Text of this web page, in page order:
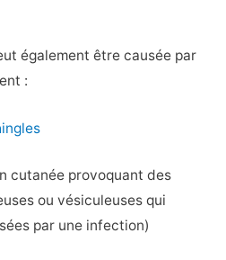
également être causée par
:
cutanée provoquant des
ou vésiculeuses qui
par une infection)